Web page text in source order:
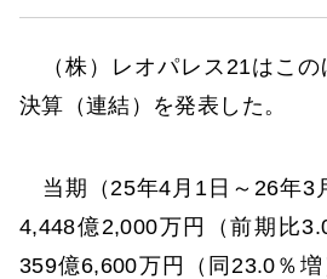
（株）レオパレス21はこの
決算（連結）を発表した。
当期（25年4月1日～26年3
4,448億2,000万円（前期比
359億6,600万円（同23.0％